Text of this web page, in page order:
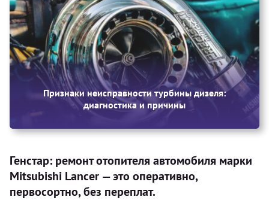
Признаки неисправности турбины дизеля:
диагностика и причины
Генстар: ремонт отопителя автомобиля марки
Mitsubishi Lancer — это оперативно,
первосортно, без переплат.